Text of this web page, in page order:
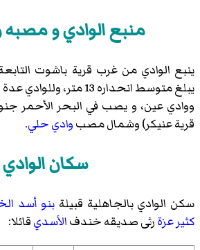
منبع الوادي و مصبه
ينبع الوادي من غرب قرية باشوت
يبلغ متوسط انحداره 13
ووادي عين، و يصب في البحر الأحمر
قرية عنيكر) وشمال مصبوادي حلي.
سكان الوادي
سكن الوادي بالجاهلية قبيلة بنو أسد
كثير عزةرثى صديقه خندفالأسديقائلا: